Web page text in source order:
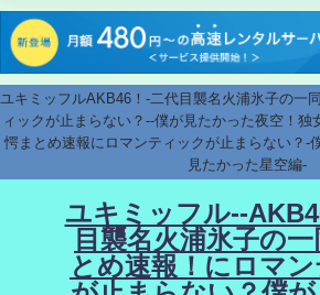
ユキミッフルAKB46！-二代目襲名火浦氷子の一
ィックが止まらない？--僕が見たかった夜空！独
愕まとめ速報にロマンティックが止まらない？-
見たかった星空編-
ユキミッフル--
目襲名火浦氷子の一
とめ速報！にロマ